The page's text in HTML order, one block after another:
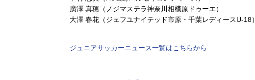
廣澤 真穂（ノジマステラ神奈川相模原ドゥーエ）
大澤 春花（ジェフユナイテッド市原・千葉レディースU-18）
ジュニアサッカーニュース一覧はこちらから